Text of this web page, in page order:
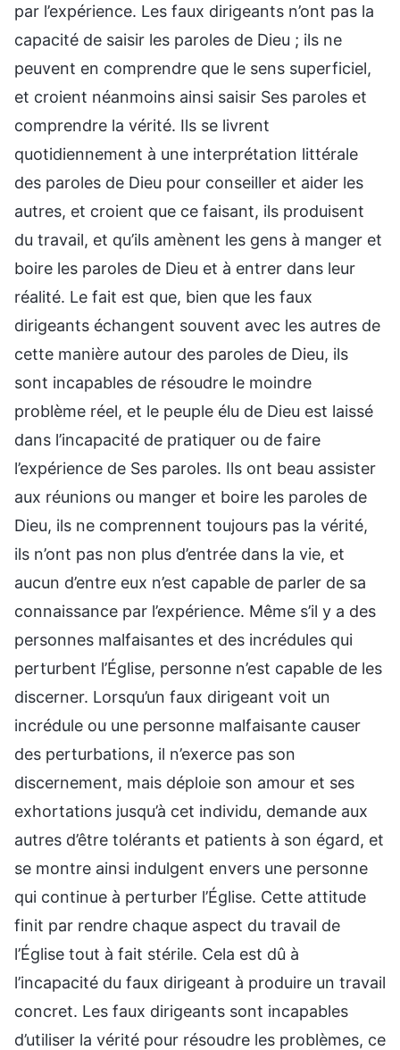
par l’expérience. Les faux dirigeants n’ont pas la
capacité de saisir les paroles de Dieu ; ils ne
peuvent en comprendre que le sens superficiel,
et croient néanmoins ainsi saisir Ses paroles et
comprendre la vérité. Ils se livrent
quotidiennement à une interprétation littérale
des paroles de Dieu pour conseiller et aider les
autres, et croient que ce faisant, ils produisent
du travail, et qu’ils amènent les gens à manger et
boire les paroles de Dieu et à entrer dans leur
réalité. Le fait est que, bien que les faux
dirigeants échangent souvent avec les autres de
cette manière autour des paroles de Dieu, ils
sont incapables de résoudre le moindre
problème réel, et le peuple élu de Dieu est laissé
dans l’incapacité de pratiquer ou de faire
l’expérience de Ses paroles. Ils ont beau assister
aux réunions ou manger et boire les paroles de
Dieu, ils ne comprennent toujours pas la vérité,
ils n’ont pas non plus d’entrée dans la vie, et
aucun d’entre eux n’est capable de parler de sa
connaissance par l’expérience. Même s’il y a des
personnes malfaisantes et des incrédules qui
perturbent l’Église, personne n’est capable de les
discerner. Lorsqu’un faux dirigeant voit un
incrédule ou une personne malfaisante causer
des perturbations, il n’exerce pas son
discernement, mais déploie son amour et ses
exhortations jusqu’à cet individu, demande aux
autres d’être tolérants et patients à son égard, et
se montre ainsi indulgent envers une personne
qui continue à perturber l’Église. Cette attitude
finit par rendre chaque aspect du travail de
l’Église tout à fait stérile. Cela est dû à
l’incapacité du faux dirigeant à produire un travail
concret. Les faux dirigeants sont incapables
d’utiliser la vérité pour résoudre les problèmes, ce